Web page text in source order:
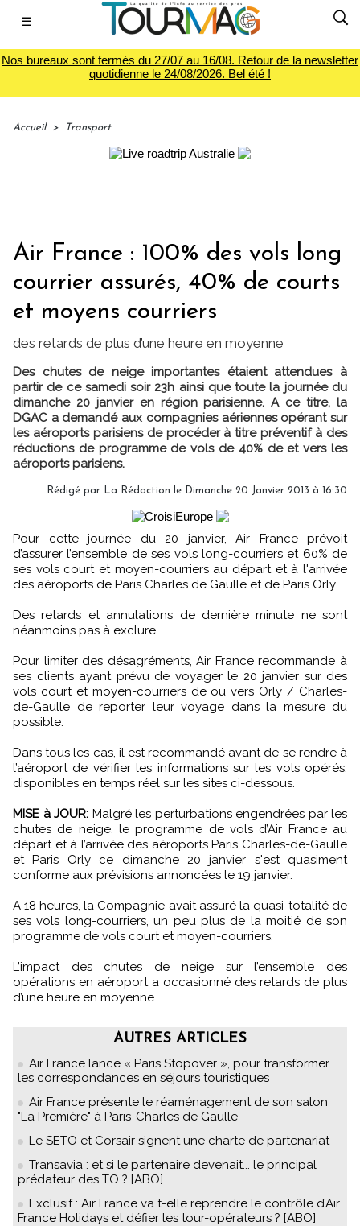
☰
Nos bureaux sont fermés du 27/07 au 16/08. Retour de la newsletter
quotidienne le 24/08/2026. Bel été !
Accueil > Transport
Air France : 100% des vols long
courrier assurés, 40% de courts
et moyens courriers
des retards de plus d’une heure en moyenne
Des chutes de neige importantes étaient attendues à
partir de ce samedi soir 23h ainsi que toute la journée du
dimanche 20 janvier en région parisienne. A ce titre, la
DGAC a demandé aux compagnies aériennes opérant sur
les aéroports parisiens de procéder à titre préventif à des
réductions de programme de vols de 40% de et vers les
aéroports parisiens.
Rédigé par La Rédaction le Dimanche 20 Janvier 2013 à 16:30
Pour cette journée du 20 janvier, Air France prévoit
d’assurer l’ensemble de ses vols long-courriers et 60% de
ses vols court et moyen-courriers au départ et à l'arrivée
des aéroports de Paris Charles de Gaulle et de Paris Orly.
Des retards et annulations de dernière minute ne sont
néanmoins pas à exclure.
Pour limiter des désagréments, Air France recommande à
ses clients ayant prévu de voyager le 20 janvier sur des
vols court et moyen-courriers de ou vers Orly / Charles-
de-Gaulle de reporter leur voyage dans la mesure du
possible.
Dans tous les cas, il est recommandé avant de se rendre à
l’aéroport de vérifier les informations sur les vols opérés,
disponibles en temps réel sur les sites ci-dessous.
MISE à JOUR: Malgré les perturbations engendrées par les
chutes de neige, le programme de vols d’Air France au
départ et à l’arrivée des aéroports Paris Charles-de-Gaulle
et Paris Orly ce dimanche 20 janvier s'est quasiment
conforme aux prévisions annoncées le 19 janvier.
A 18 heures, la Compagnie avait assuré la quasi-totalité de
ses vols long-courriers, un peu plus de la moitié de son
programme de vols court et moyen-courriers.
L’impact des chutes de neige sur l’ensemble des
opérations en aéroport a occasionné des retards de plus
d’une heure en moyenne.
AUTRES ARTICLES
Air France lance « Paris Stopover », pour transformer
les correspondances en séjours touristiques
Air France présente le réaménagement de son salon
"La Première" à Paris-Charles de Gaulle
Le SETO et Corsair signent une charte de partenariat
Transavia : et si le partenaire devenait... le principal
prédateur des TO ? [ABO]
Exclusif : Air France va t-elle reprendre le contrôle d’Air
France Holidays et défier les tour-opérateurs ? [ABO]